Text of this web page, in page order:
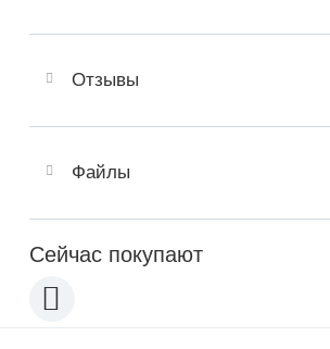
Отзывы
Файлы
Сейчас покупают